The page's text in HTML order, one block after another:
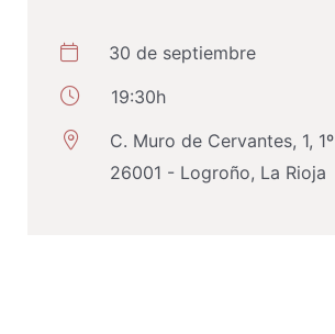
30 de septiembre
19:30h
C. Muro de Cervantes, 1, 1º
26001 - Logroño, La Rioja